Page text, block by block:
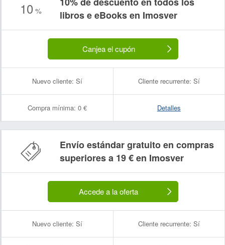
10 %
libros e eBooks en Imosver
Canjea el cupón
Nuevo cliente: Sí Cliente recurrente: Sí
Compra mínima: 0 € Detalles
Envío estándar gratuito en compras
superiores a 19 € en Imosver
Accede a la oferta
Nuevo cliente: Sí Cliente recurrente: Sí
Nombre:
Correo electrónico: